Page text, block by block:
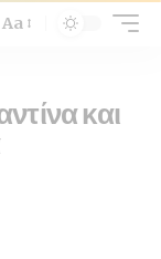
Aa
και